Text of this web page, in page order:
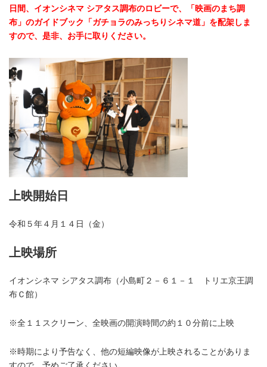
日間、イオンシネマ シアタス調布のロビーで、「映画のまち調
布」のガイドブック「ガチョラのみっちりシネマ道」を配架しま
すので、是非、お手に取りください。
上映開始日
令和５年４月１４日（金）
上映場所
イオンシネマ シアタス調布（小島町２－６１－１ トリエ京王調
布Ｃ館）
※全１１スクリーン、全映画の開演時間の約１０分前に上映
※時期により予告なく、他の短編映像が上映されることがありま
すので、予めご了承ください。